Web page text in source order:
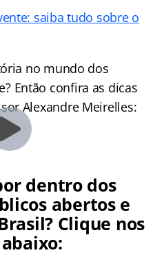
saiba tudo sobre o
no mundo dos
Então confira as dicas
Alexandre Meirelles:
dentro dos
abertos e
Clique nos